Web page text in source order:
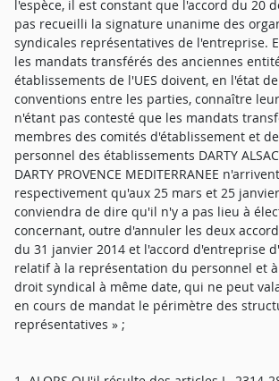
l'espèce, il est constant que l'accord du 20
pas recueilli la signature unanime des
syndicales représentatives de l'entreprise.
les mandats transférés des anciennes
établissements de l'UES doivent, en l'état
conventions entre les parties, connaître
n'étant pas contesté que les mandats
membres des comités d'établissement et
personnel des établissements DARTY
DARTY PROVENCE MEDITERRANEE
respectivement qu'aux 25 mars et 25
conviendra de dire qu'il n'y a pas lieu à
concernant, outre d'annuler les deux
du 31 janvier 2014 et l'accord d'entreprise
relatif à la représentation du personnel et
droit syndical à même date, qui ne peut
en cours de mandat le périmètre des
représentatives » ;